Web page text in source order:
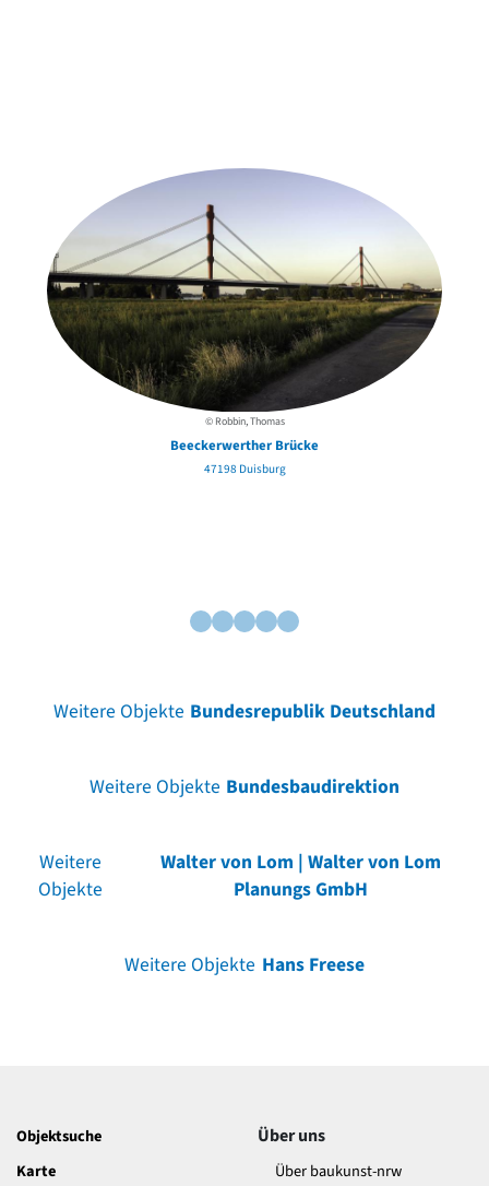
© Robbin, Thomas
Beeckerwerther Brücke
47198 Duisburg
Weitere Objekte Bundesrepublik Deutschland
Weitere Objekte Bundesbaudirektion
Weitere
Objekte
Walter von Lom | Walter von Lom
Planungs GmbH
Weitere Objekte Hans Freese
Objektsuche
Karte
Über uns
Über baukunst-nrw